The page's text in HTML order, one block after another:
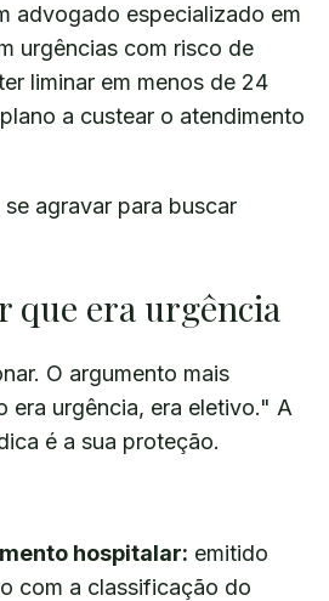
advogado especializado em
urgências com risco de
liminar em menos de 24
a custear o atendimento
agravar para buscar
que era urgência
O argumento mais
era urgência, era eletivo." A
é a sua proteção.
hospitalar: emitido
com a classificação do